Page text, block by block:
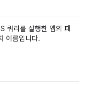
쿼리를 실행한 앱의 패
이름입니다.